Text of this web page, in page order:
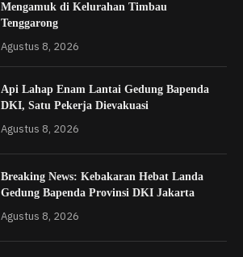
Mengamuk di Kelurahan Timbau
Tenggarong
Agustus 8, 2026
Api Lahap Enam Lantai Gedung Bapenda
DKI, Satu Pekerja Dievakuasi
Agustus 8, 2026
Breaking News: Kebakaran Hebat Landa
Gedung Bapenda Provinsi DKI Jakarta
Agustus 8, 2026